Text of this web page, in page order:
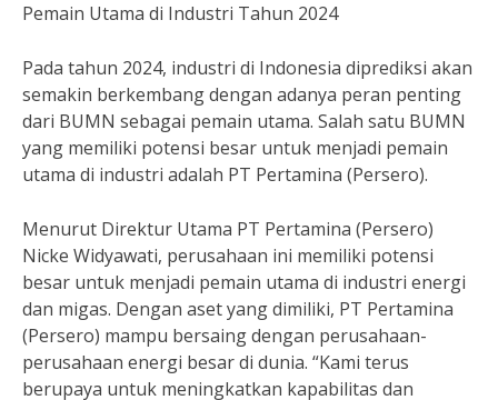
Pemain Utama di Industri Tahun 2024
Pada tahun 2024, industri di Indonesia diprediksi akan
semakin berkembang dengan adanya peran penting
dari BUMN sebagai pemain utama. Salah satu BUMN
yang memiliki potensi besar untuk menjadi pemain
utama di industri adalah PT Pertamina (Persero).
Menurut Direktur Utama PT Pertamina (Persero)
Nicke Widyawati, perusahaan ini memiliki potensi
besar untuk menjadi pemain utama di industri energi
dan migas. Dengan aset yang dimiliki, PT Pertamina
(Persero) mampu bersaing dengan perusahaan-
perusahaan energi besar di dunia. “Kami terus
berupaya untuk meningkatkan kapabilitas dan